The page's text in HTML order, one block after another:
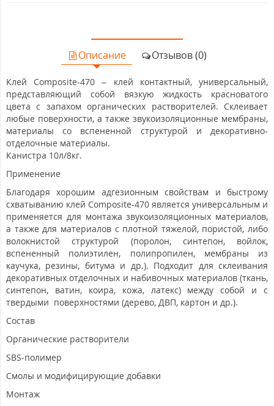
Описание Отзывов (0)
Клей Composite-470 – клей контактный, универсальный,
представляющий собой вязкую жидкость красноватого
цвета с запахом органических растворителей. Склеивает
любые поверхности, а также звукоизоляционные мембраны,
материалы со вспененной структурой и декоративно-
отделочные материалы.
Канистра 10л/8кг.
Применение
Благодаря хорошим адгезионным свойствам и быстрому
схватыванию клей Composite-470 является универсальным и
применяется для монтажа звукоизоляционных материалов,
а также для материалов с плотной тяжелой, пористой, либо
волокнистой структурой (поролон, синтепон, войлок,
вспененный полиэтилен, полипропилен, мембраны из
каучука, резины, битума и др.). Подходит для склеивания
декоративных отделочных и набивочных материалов (ткань,
синтепон, ватин, коира, кожа, латекс) между собой и с
твердыми поверхностями (дерево, ДВП, картон и др.).
Состав
Органические растворители
SBS-полимер
Смолы и модифицирующие добавки
Монтаж